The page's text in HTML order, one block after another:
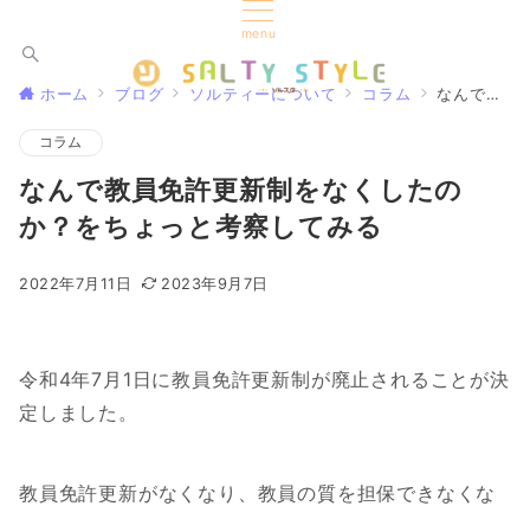
menu
ホーム ブログ ソルティーについて コラム なんで教員免許更新制をなくしたのか？をちょっと考察してみる
コラム
なんで教員免許更新制をなくしたの
か？をちょっと考察してみる
2022年7月11日 2023年9月7日
令和4年7月1日に教員免許更新制が廃止されることが決
定しました。
教員免許更新がなくなり、教員の質を担保できなくな